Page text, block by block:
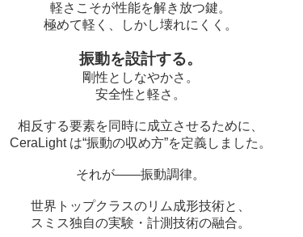
軽さこそが性能を解き放つ鍵。
極めて軽く、しかし壊れにくく。
振動を設計する。
剛性としなやかさ。
安全性と軽さ。
相反する要素を同時に成立させるために、
CeraLight は“振動の収め方”を定義しました。
それが――振動調律。
世界トップクラスのリム成形技術と、
スミス独自の実験・計測技術の融合。